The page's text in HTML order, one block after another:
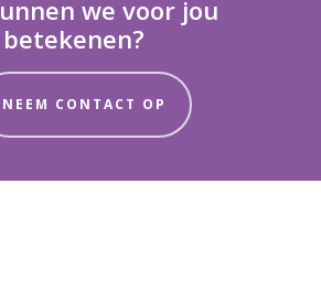
we voor jou
betekenen?
NEEM CONTACT OP